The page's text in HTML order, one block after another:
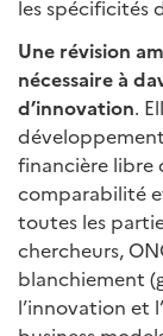
les spécificités
Une révision
nécessaire à
d’innovation.
financière libre
comparabilité
toutes les
chercheurs,
blanchiement
l’innovation et